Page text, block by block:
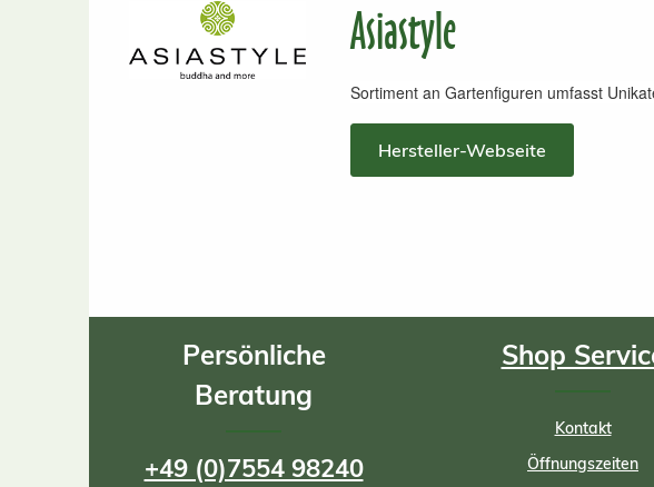
Asiastyle
Sortiment an Gartenfiguren umfasst
Hersteller-Webseite
Persönliche
Beratung
+49 (0)7554 98240
Shop
Kontakt
Öffnungszeiten